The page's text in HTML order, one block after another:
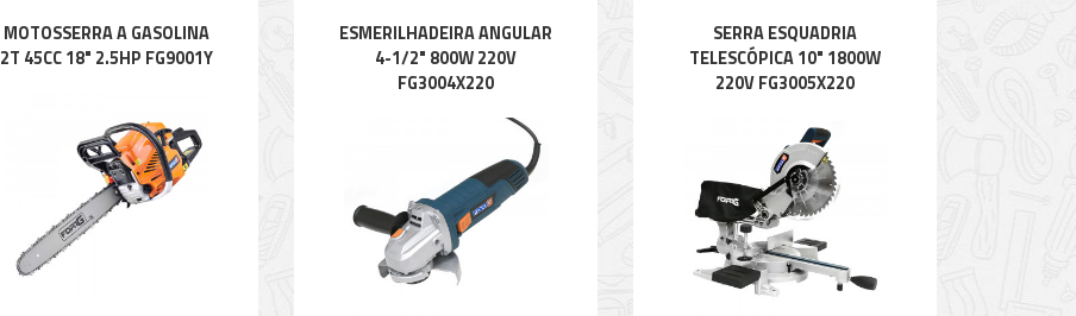
MOTOSSERRA A GASOLINA
2T 45CC 18" 2.5HP FG9001Y
ESMERILHADEIRA ANGULAR
4-1/2" 800W 220V
FG3004X220
SERRA ESQUADRIA
TELESCÓPICA 10" 1800W
220V FG3005X220